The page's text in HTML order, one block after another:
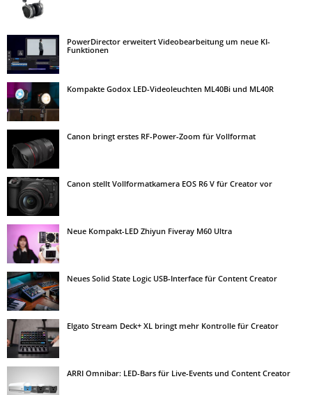
PowerDirector erweitert Videobearbeitung um neue KI-
Funktionen
Kompakte Godox LED-Videoleuchten ML40Bi und ML40R
Canon bringt erstes RF-Power-Zoom für Vollformat
Canon stellt Vollformatkamera EOS R6 V für Creator vor
Neue Kompakt-LED Zhiyun Fiveray M60 Ultra
Neues Solid State Logic USB-Interface für Content Creator
Elgato Stream Deck+ XL bringt mehr Kontrolle für Creator
ARRI Omnibar: LED-Bars für Live-Events und Content Creator